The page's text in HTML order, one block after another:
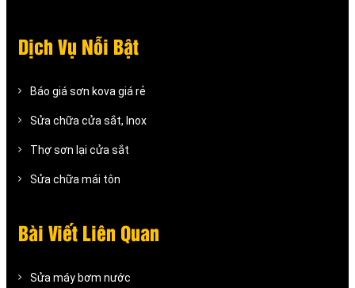
Dịch Vụ Nỗi Bật
Báo giá sơn kova giá rẻ
Sửa chữa cửa sắt, Inox
Thợ sơn lại cửa sắt
Sửa chữa mái tôn
Bài Viết Liên Quan
Sửa máy bơm nước